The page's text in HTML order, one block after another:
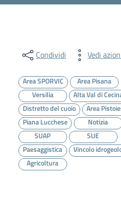
Condividi Vedi
Area SPORVIC
Area Pisana
Versilia
Alta Val di
Distretto del cuoio
Area
Piana Lucchese
Notizia
SUAP
SUE
Paesaggistica
Vincolo
Agricoltura